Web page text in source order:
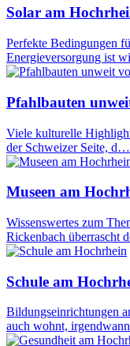
Solar am
Perfekte Bedingungen
Energieversorgung ist
Pfahlbauten
Viele kulturelle
der Schweizer Seite, d…
Museen am
Wissenswertes zum
Rickenbach überrascht
Schule am
Bildungseinrichtungen
auch wohnt,